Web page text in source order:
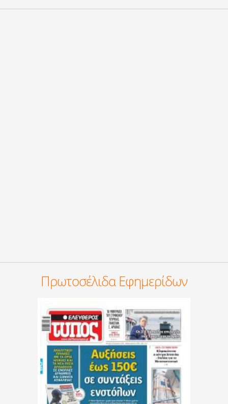
Πρωτοσέλιδα Εφημερίδων